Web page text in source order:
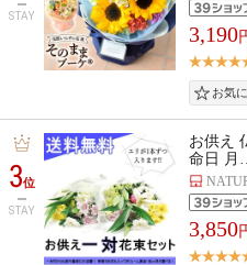
STAY
3,190
3位
STAY
お供え
命日 月…
3,850